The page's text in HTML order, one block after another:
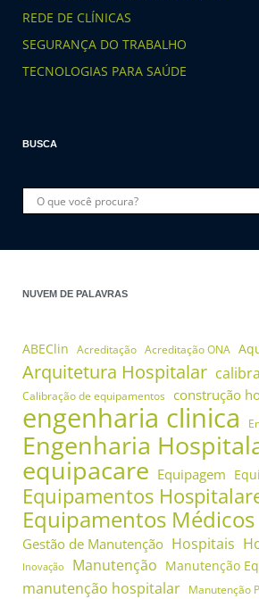
REDE DE CLÍNICAS
SEGURANÇA DO TRABALHO
TECNOLOGIAS PARA SAÚDE
BUSCA
NUVEM DE PALAVRAS
ABEClin Acreditação Acreditação ONA
Arquitetura Hospitalar
Calibração de equipamentos construção
engenharia clinica
Engenharia
equipacare Equipagem
Equipamentos
Equipamentos Médicos
Gestão de Manutenção Hospitais
Inovação Manutenção Manutenção
manutenção hospitalar Manutenção